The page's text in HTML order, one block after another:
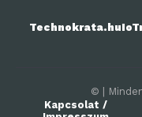
Technokrata.hu
© |
Kapcsolat /